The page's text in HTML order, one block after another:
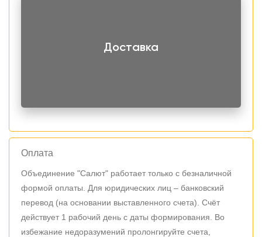
Доставка
Оплата
Объединение "Салют" работает только с безналичной
формой оплаты. Для юридических лиц – банковский
перевод (на основании выставленного счета). Счёт
действует 1 рабочий день с даты формирования. Во
избежание недоразумений пролонгируйте счета,